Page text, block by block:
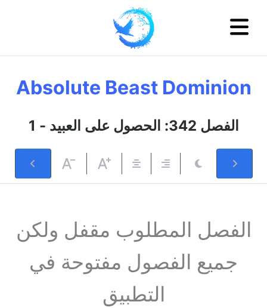
Absolute Beast Dominion
الفصل 342: الحصول على العبيد - 1
الفصل المطلوب مقفل ولكن
جميع الفصول مفتوحة في
التطبيق